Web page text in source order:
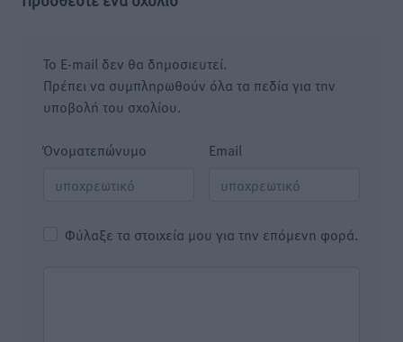
Το E-mail δεν θα δημοσιευτεί.
Πρέπει να συμπληρωθούν όλα τα πεδία για την
υποβολή του σχολίου.
Όνοματεπώνυμο Email
Φύλαξε τα στοιχεία μου για την επόμενη φορά.